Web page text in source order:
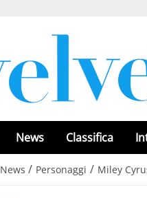
News Classifica
News / Personaggi / Miley